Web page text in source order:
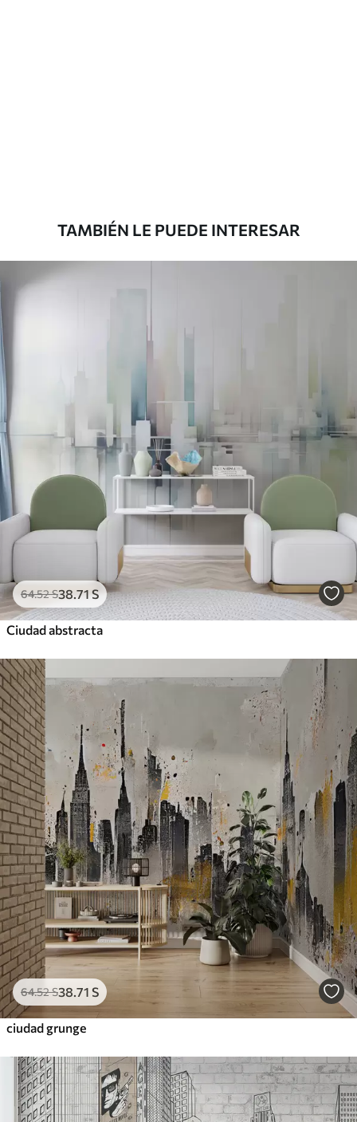
Vinilo Premium
175.00105.00S/m²
TAMBIÉN LE PUEDE INTERESAR
64.52S38 .71 S
Ciudad abstracta
64.52S38 .71 S
ciudad grunge